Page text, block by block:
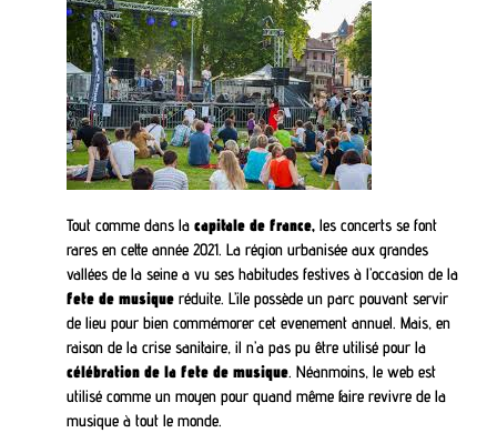
Tout comme dans la capitale de france, les concerts se font
rares en cette année 2021. La région urbanisée aux grandes
vallées de la seine a vu ses habitudes festives à l’occasion de la
fete de musique réduite. L’ile possède un parc pouvant servir
de lieu pour bien commémorer cet evenement annuel. Mais, en
raison de la crise sanitaire, il n’a pas pu être utilisé pour la
célébration de la fete de musique. Néanmoins, le web est
utilisé comme un moyen pour quand même faire revivre de la
musique à tout le monde.